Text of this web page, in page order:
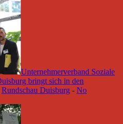
Unternehmerverband Soziale
bringt sich in den
Rundschau Duisburg - No